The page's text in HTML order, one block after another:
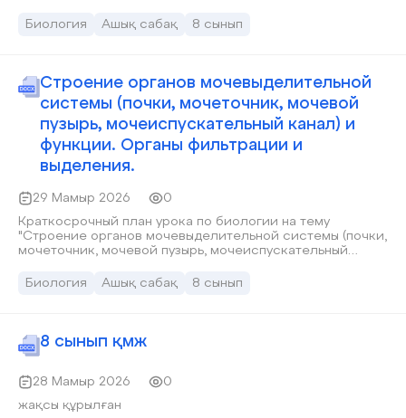
Биология Ашық сабақ 8 сынып
Строение органов мочевыделительной
системы (почки, мочеточник, мочевой
пузырь, мочеиспускательный канал) и
функции. Органы фильтрации и
выделения.
29 Мамыр 2026
0
Краткосрочный план урока по биологии на тему
"Строение органов мочевыделительной системы (почки,
мочеточник, мочевой пузырь, мочеиспускательный
класс
Биология Ашық сабақ 8 сынып
8 cынып қмж
28 Мамыр 2026
0
жақсы құрылған